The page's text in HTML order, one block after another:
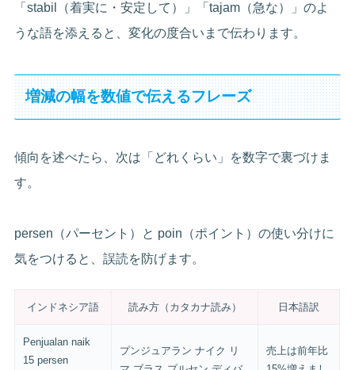
「stabil（着実に・安定して）」「tajam（急な）」のよ
うな語を添えると、変化の度合いまで伝わります。
増減の幅を数値で伝えるフレーズ
傾向を述べたら、次は「どれくらい」を数字で裏づけま
す。
persen（パーセント）と poin（ポイント）の使い分けに
気をつけると、誤読を防げます。
インドネシア語 読み方（カタカナ読み） 日本語訳
Penjualan naik
15 persen
プンジュアラン ナイク リ
売上は前年比